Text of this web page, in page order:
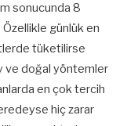
sonucunda 8
günlük en
tüketilirse
ve doğal yöntemler
en çok tercih
hiç zarar